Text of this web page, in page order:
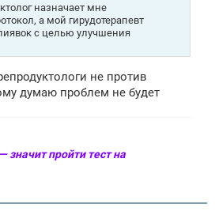
назначает мне
а мой гирудотерапевт
с целью улучшения
не против
думаю проблем не будет
пройти тест на